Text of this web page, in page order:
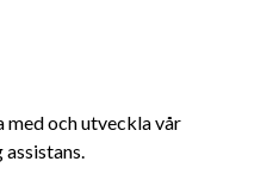
med och utveckla vår